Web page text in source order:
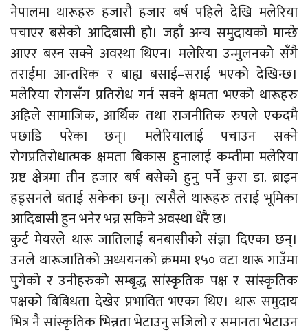
नेपालमा थारूहरु हजारौ हजार बर्ष पहिले देखि मलेरिया
पचाएर बसेको आदिबासी हो। जहाँ अन्य समुदायको मान्छे
आएर बस्न सक्ने अवस्था थिएन। मलेरिया उन्मुलनको सँगै
तराईमा आन्तरिक र बाह्य बसाई–सराई भएको देखिन्छ।
मलेरिया रोगसँग प्रतिरोध गर्न सक्ने क्षमता भएको थारूहरु
अहिले सामाजिक, आर्थिक तथा राजनीतिक रुपले एकदमै
पछाडि परेका छन्। मलेरियालाई पचाउन सक्ने
रोगप्रतिरोधात्मक क्षमता बिकास हुनालाई कम्तीमा मलेरिया
ग्रष्ट क्षेत्रमा तीन हजार बर्ष बसेको हुनु पर्ने कुरा डा. ब्राइन
हड्सनले बताई सकेका छन्। त्यसैले थारूहरु तराई भूमिका
आदिबासी हुन भनेर भन्न सकिने अवस्था धेरै छ।
कुर्ट मेयरले थारू जातिलाई बनबासीको संज्ञा दिएका छन्।
उनले थारूजातिको अध्ययनको क्रममा १५० वटा थारू गाउँमा
पुगेको र उनीहरुको सम्बृद्ध सांस्कृतिक पक्ष र सांस्कृतिक
पक्षको बिबिधता देखेर प्रभावित भएका थिए। थारू समुदाय
भित्र नै सांस्कृतिक भिन्नता भेटाउनु सजिलो र समानता भेटाउन